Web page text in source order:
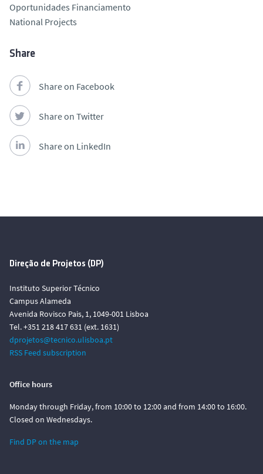
Oportunidades Financiamento
National Projects
Share
Share on Facebook
Share on Twitter
Share on LinkedIn
Direção de Projetos (DP)
Instituto Superior Técnico
Campus Alameda
Avenida Rovisco Pais, 1, 1049-001 Lisboa
Tel. +351 218 417 631 (ext. 1631)
dprojetos@tecnico.ulisboa.pt
RSS Feed subscription
Office hours
Monday through Friday, from 10:00 to 12:00 and from 14:00 to 16:00.
Closed on Wednesdays.
Find DP on the map